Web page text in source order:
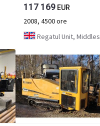
117 169 EUR
2008, 4500 ore
Regatul Unit, Middlesbrough